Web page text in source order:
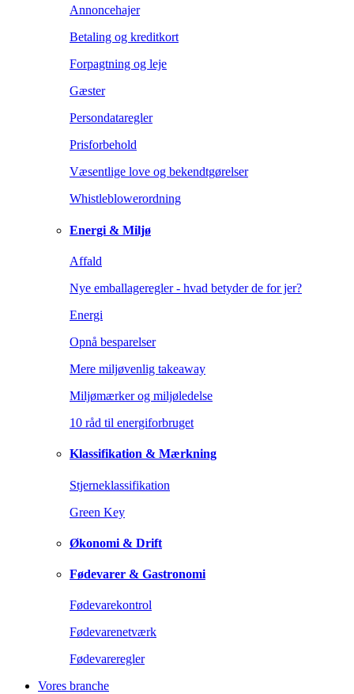
Annoncehajer
Betaling og kreditkort
Forpagtning og leje
Gæster
Persondataregler
Prisforbehold
Væsentlige love og bekendtgørelser
Whistleblowerordning
Energi & Miljø
Affald
Nye emballageregler - hvad betyder de for jer?
Energi
Opnå besparelser
Mere miljøvenlig takeaway
Miljømærker og miljøledelse
10 råd til energiforbruget
Klassifikation & Mærkning
Stjerneklassifikation
Green Key
Økonomi & Drift
Fødevarer & Gastronomi
Fødevarekontrol
Fødevarenetværk
Fødevareregler
Vores branche